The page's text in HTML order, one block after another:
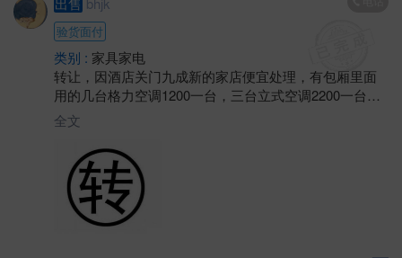
验货面付
类别 : 家具家电
转让，因酒店关门九成新的家店便宜处理，有包厢里面
用的几台格力空调1200一台，三台立式空调2200一台，
三开门风冷无霜大冰箱800，西门子对开门冰箱1800，几
台热水器450一台，两台燃气热水器650一台，新款智能
微波炉200，西门子滚筒洗衣机900，还有一台46寸的全
新超薄的网络液晶电视1400，需要的抓紧联系
全文